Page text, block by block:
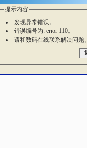
提示内容
发现异常错误。
错误编号为: error 110。
请和数码在线联系解决问题。